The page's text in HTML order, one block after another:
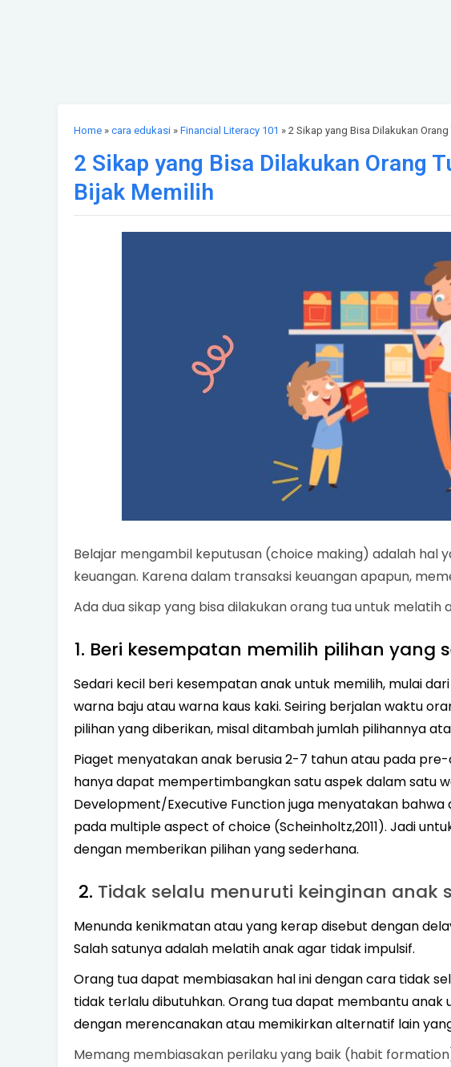
Home » cara edukasi » Financial Literacy 101 » 2 Sikap yang Bisa Dilakukan
2 Sikap yang Bisa Dilakukan Orang
Bijak Memilih
Belajar mengambil keputusan (choice making) adalah hal
keuangan. Karena dalam transaksi keuangan apapun,
Ada dua sikap yang bisa dilakukan orang tua untuk melatih
1. 1. Beri kesempatan memilih pilihan yang
Sedari kecil beri kesempatan anak untuk memilih, mulai
warna baju atau warna kaus kaki. Seiring berjalan waktu
pilihan yang diberikan, misal ditambah jumlah pilihannya
Piaget menyatakan anak berusia 2-7 tahun atau pada
hanya dapat mempertimbangkan satu aspek dalam satu
Development/Executive Function juga menyatakan
pada multiple aspect of choice (Scheinholtz,2011). Jadi
dengan memberikan pilihan yang sederhana.
2. Tidak selalu menuruti keinginan anak
Menunda kenikmatan atau yang kerap disebut dengan
Salah satunya adalah melatih anak agar tidak impulsif.
Orang tua dapat membiasakan hal ini dengan cara tidak
tidak terlalu dibutuhkan. Orang tua dapat membantu anak
dengan merencanakan atau memikirkan alternatif lain
Memang membiasakan perilaku yang baik (habit